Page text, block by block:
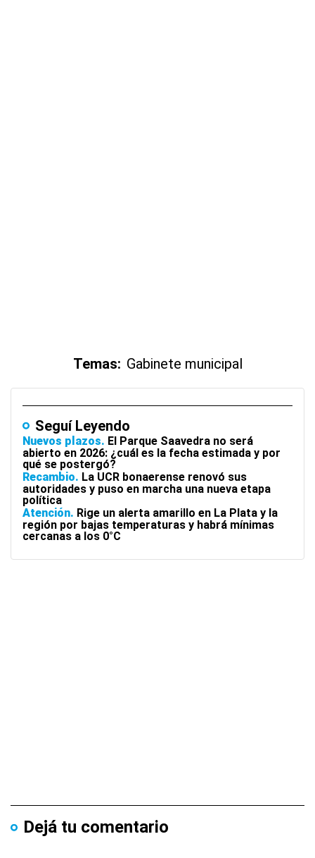
Temas: Gabinete municipal
Seguí Leyendo
Nuevos plazos El Parque Saavedra no será
abierto en 2026: ¿cuál es la fecha estimada y por
qué se postergó?
Recambio La UCR bonaerense renovó sus
autoridades y puso en marcha una nueva etapa
política
Atención Rige un alerta amarillo en La Plata y la
región por bajas temperaturas y habrá mínimas
cercanas a los 0°C
Dejá tu comentario